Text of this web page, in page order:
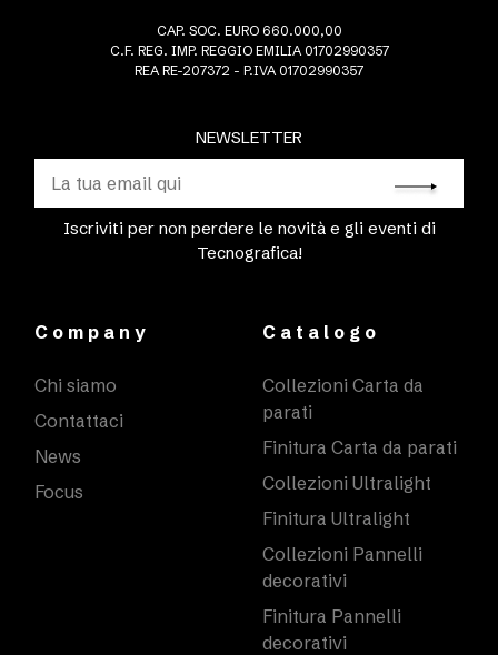
NEWSLETTER
Iscriviti per non perdere le novità e gli eventi di
Tecnografica!
CAP. SOC. EURO 660.000,00
C.F. REG. IMP. REGGIO EMILIA 01702990357
REA RE-207372 - P.IVA 01702990357
Company
Chi siamo
Contattaci
News
Focus
Catalogo
Collezioni Carta da
parati
Finitura Carta da parati
Collezioni Ultralight
Finitura Ultralight
Collezioni Pannelli
decorativi
Finitura Pannelli
decorativi